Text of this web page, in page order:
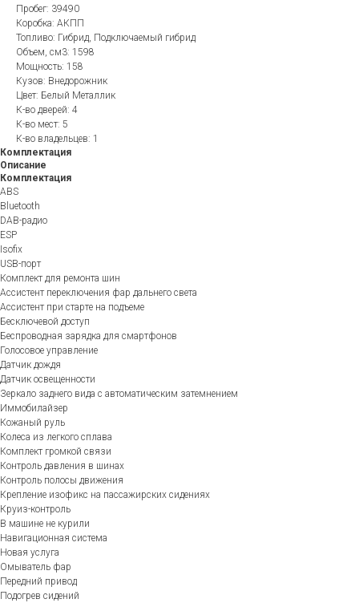
Пробег: 39490
Коробка: АКПП
Топливо: Гибрид, Подключаемый гибрид
Объем, см3: 1598
Мощность: 158
Кузов: Внедорожник
Цвет: Белый Металлик
К-во дверей: 4
К-во мест: 5
К-во владельцев: 1
Комплектация
Описание
Комплектация
ABS
Bluetooth
DAB-радио
ESP
Isofix
USB-порт
Комплект для ремонта шин
Ассистент переключения фар дальнего света
Ассистент при старте на подъеме
Бесключевой доступ
Беспроводная зарядка для смартфонов
Голосовое управление
Датчик дождя
Датчик освещенности
Зеркало заднего вида с автоматическим затемнением
Иммобилайзер
Кожаный руль
Колеса из легкого сплава
Комплект громкой связи
Контроль давления в шинах
Контроль полосы движения
Крепление изофикс на пассажирских сидениях
Круиз-контроль
В машине не курили
Навигационная система
Новая услуга
Омыватель фар
Передний привод
Подогрев сидений